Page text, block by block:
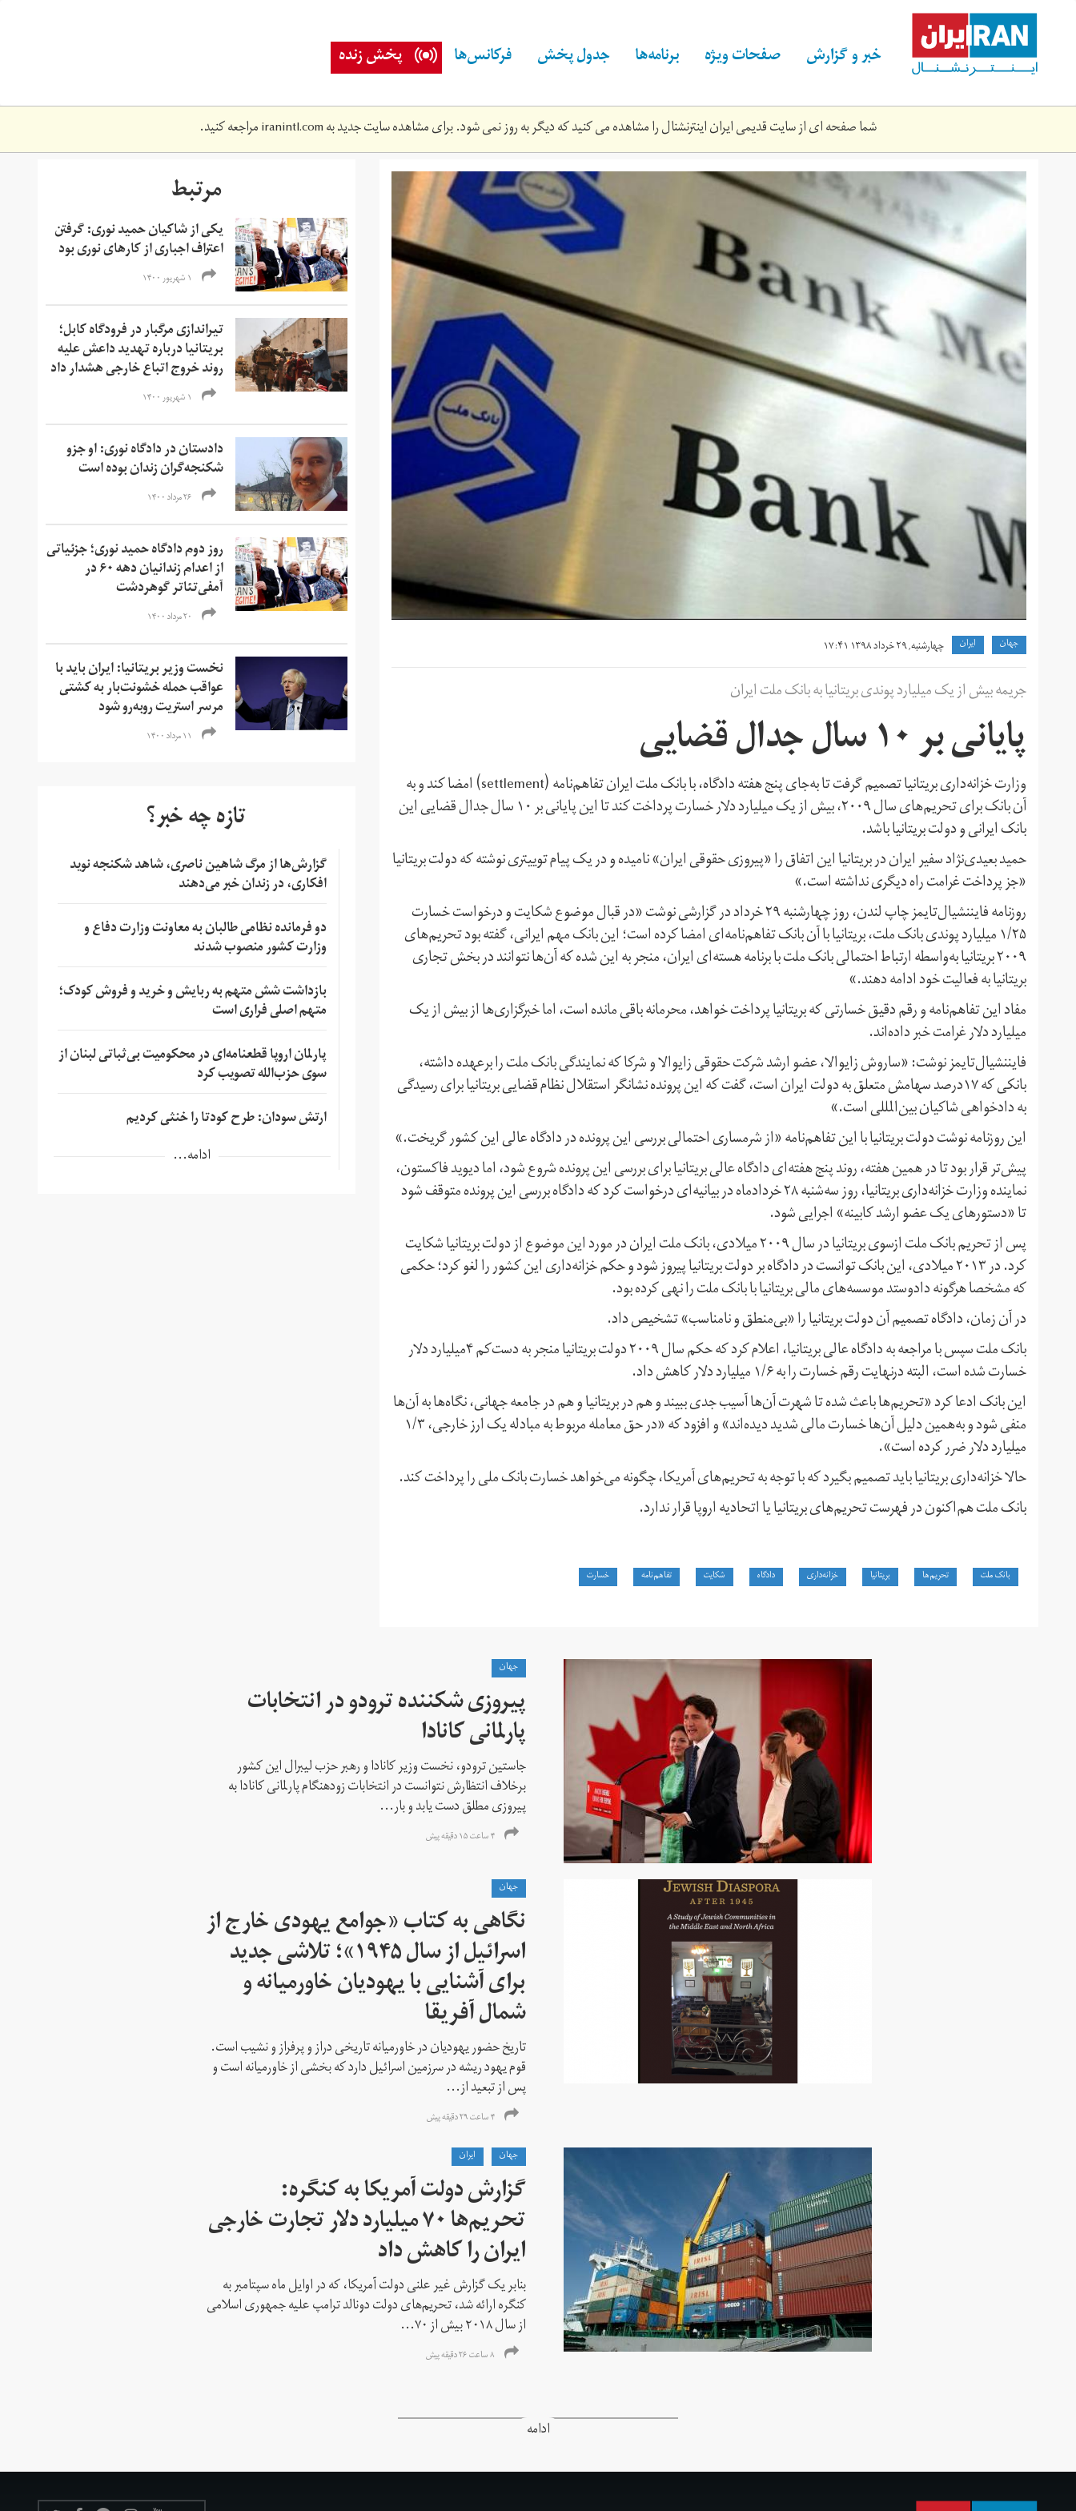
content خبر و گزارش صفحات ویژه برنامه‌ها جدول پخش فرکانس‌ها پخش زنده
شما صفحه ای از سایت قدیمی ایران اینترنشنال را مشاهده می کنید که دیگر به روز نمی شود. برای مشاهده سایت جدید بهiranintl.comمراجعه کنید.
bnkh_mlt.jpg
جهان ايران چهارشنبه, ۲۹ خرداد ۱۳۹۸ ۱۷:۴۱
جریمه بیش از یک میلیارد پوندی بریتانیا به بانک ملت ایران
پایانی بر ۱۰ سال جدال قضایی
وزارت خزانه‌داری بریتانیا تصمیم گرفت تا به‌جای پنج هفته دادگاه، با بانک ملت ایران تفاهم‌نامه (settlement) امضا کند و به
آن بانک برای تحریم‌های سال ۲۰۰۹، بیش از یک میلیارد دلار خسارت پرداخت کند تا این پایانی بر ۱۰ سال جدال قضایی این
بانک ایرانی و دولت بریتانیا باشد.
حمید بعیدی‌نژاد سفیر ایران در بریتانیا این اتفاق را «پیروزی حقوقی ایران» نامیده و در یک پیام توییتری نوشته که دولت بریتانیا
‌«جز پرداخت غرامت راه دیگری نداشته است.»
روزنامه فایننشیال‌تایمز چاپ لندن، روز چهارشنبه ۲۹ خرداد در گزارشی نوشت «در قبال موضوع شکایت و درخواست خسارت
۱/۲۵ میلیارد پوندی بانک ملت، بریتانیا با آن بانک تفاهم‌نامه‌ای امضا کرده است؛ این بانک مهم ایرانی، گفته بود تحریم‌های
۲۰۰۹ بریتانیا به‌واسطه ارتباط احتمالی بانک ملت با برنامه هسته‌ای ایران، منجر به این شده که آن‌ها نتوانند در بخش تجاری
بریتانیا به فعالیت خود ادامه دهند.»
مفاد این تفاهم‌نامه و رقم دقیق خسارتی که بریتانیا پرداخت خواهد، محرمانه باقی‌ مانده است، اما خبرگزاری‌ها از بیش از یک
میلیارد دلار غرامت خبر داده‌اند.
فایننشیال‌تایمز نوشت: «ساروش زایوالا، عضو ارشد شرکت حقوقی زایوالا و شرکا که نمایندگی بانک ملت را برعهده داشته،
بانکی که ۱۷درصد سهامش متعلق به دولت ایران است، گفت که این پرونده نشانگر استقلال نظام قضایی بریتانیا برای رسیدگی
به دادخواهی شاکیان بین‌المللی است.»
این روزنامه نوشت دولت بریتانیا با این تفاهم‌نامه «از شرمساری احتمالی بررسی این پرونده در دادگاه عالی این کشور گریخت.»
پیش‌تر قرار بود تا در همین هفته، روند پنج هفته‌ای دادگاه عالی بریتانیا برای بررسی این پرونده شروع شود، اما دیوید فاکستون،
نماینده وزارت خزانه‌داری بریتانیا، روز سه‌شنبه ۲۸ خردادماه در بیانیه‌ای درخواست کرد که دادگاه بررسی این پرونده متوقف شود
تا «دستورهای یک عضو ارشد کابینه» اجرایی شود.
پس از تحریم بانک ملت ازسوی بریتانیا در سال ۲۰۰۹ میلادی، بانک ملت ایران در مورد این موضوع از دولت بریتانیا شکایت
کرد. در ۲۰۱۳ میلادی، این بانک توانست در دادگاه بر دولت بریتانیا پیروز شود و حکم خزانه‌داری این کشور را لغو کرد؛ حکمی
که مشخصا هرگونه دادوستد موسسه‌های مالی بریتانیا با بانک ملت را نهی کرده بود.
در آن زمان، دادگاه تصمیم آن دولت بریتانیا را «بی‌منطق و نامناسب» تشخیص داد.
بانک ملت سپس با مراجعه به دادگاه عالی بریتانیا، اعلام کرد که حکم سال ۲۰۰۹ دولت بریتانیا منجر به دست‌کم ۴میلیارد دلار
خسارت شده است، البته درنهایت رقم خسارت را به ۱/۶ میلیارد دلار کاهش داد.
این بانک ادعا کرد «تحریم‌ها باعث شده تا شهرت آن‌ها آسیب جدی ببیند و هم در بریتانیا و هم در جامعه جهانی، نگاه‌ها به آن‌ها
منفی شود و به‌همین دلیل آن‌ها خسارت مالی شدید دیده‌اند» و افزود که «در حق معامله مربوط به مبادله یک ارز خارجی، ۱/۳
میلیارد دلار ضرر کرده است».
حالا خزانه‌داری بریتانیا باید تصمیم بگیرد که با توجه به تحریم‌های آمریکا، چگونه می‌خواهد خسارت بانک ملی را پرداخت کند.
بانک‌ ملت هم‌اکنون در فهرست تحریم‌های بریتانیا یا اتحادیه اروپا قرار ندارد.
بانک ملت تحریم‌ها بریتانیا خزانه‌داری دادگاه شکایت تفاهم‌نامه خسارت
مرتبط
یکی از شاکیان حمید نوری: گرفتن
اعتراف اجبارى از کارهای نوری بود
۱ شهریور ۱۴۰۰
تیراندازی مرگبار در فرودگاه کابل؛
بریتانیا درباره تهدید داعش علیه
روند خروج اتباع خارجی هشدار داد
۱ شهریور ۱۴۰۰
دادستان در دادگاه نوری: او جزو
شکنجه‌گران زندان بوده است
۲۶ مرداد ۱۴۰۰
روز دوم دادگاه حمید نوری؛ جزئیاتی
از اعدام زندانیان دهه ۶۰ در
آمفی‌تئاتر گوهردشت
۲۰ مرداد ۱۴۰۰
نخست وزیر بریتانیا: ایران باید با
عواقب حمله خشونت‌بار به کشتی
مرسر استریت روبه‌رو شود
۱۱ مرداد ۱۴۰۰
تازه چه خبر؟
گزارش‌ها از مرگ شاهین ناصری، شاهد شکنجه نوید
افکاری، در زندان خبر می‌دهند
دو فرمانده نظامی طالبان به معاونت وزارت دفاع و
وزارت کشور منصوب شدند
بازداشت شش متهم به ربایش و خرید و فروش کودک؛
متهم اصلی فراری است
پارلمان اروپا قطعنامه‌ای در محکومیت بی‌ثباتی لبنان از
سوی حزب‌الله تصویب کرد
ارتش سودان: طرح کودتا را خنثی کردیم
ادامه...
جهان
پیروزی شکننده ترودو در انتخابات
پارلمانی کانادا
جاستین ترودو، نخست وزیر کانادا و رهبر حزب لیبرال این کشور
برخلاف انتظارش نتوانست در انتخابات زود‌هنگام پارلمانی کانادا به
پیروزی مطلق دست یابد و بار...
۴ ساعت ۱۵ دقیقه پیش
جهان
نگاهی به کتاب «جوامع یهودی خارج از
اسرائیل از سال ۱۹۴۵»؛ تلاشی جدید
برای آشنایی با یهودیان خاورمیانه و
شمال آفریقا
تاریخ حضور یهودیان در خاورمیانه تاریخی دراز و پرفراز و نشیب است.
قوم یهود ریشه در سرزمین اسرائیل دارد که بخشی از خاورمیانه است و
پس از تبعید از...
۴ ساعت ۲۹ دقیقه پیش
جهان
ايران
گزارش دولت آمریکا به کنگره:
تحریم‌ها ۷۰ میلیارد دلار تجارت خارجی
ایران را کاهش داد
بنابر یک گزارش غیر علنی دولت آمریکا، که در اوایل ماه سپتامبر به
کنگره ارائه شد، تحریم‌های دولت دونالد ترامپ علیه جمهوری اسلامی
از سال ۲۰۱۸ بیش از ۷۰...
۸ ساعت ۲۶ دقیقه پیش
ادامه